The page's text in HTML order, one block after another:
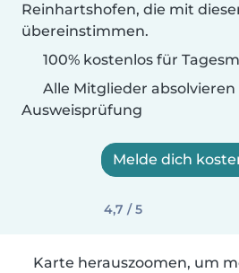
Reinhartshofen, die mit
übereinstimmen.
100% kostenlos für
Alle Mitglieder
Ausweisprüfung
Melde dich
4,7 / 5
Karte herauszoomen, um